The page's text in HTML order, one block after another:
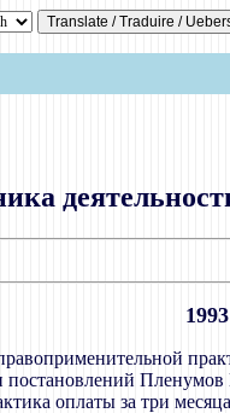
постановлений
оплаты за три